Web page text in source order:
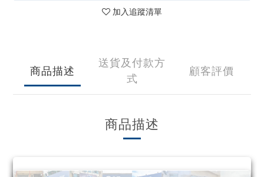
加入追蹤清單
商品描述
送貨及付款方
式
顧客評價
商品描述